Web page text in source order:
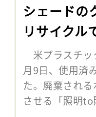
シェードの
リサイクル
米プラスチッ
月9日、使用済
た。廃棄され
させる「照明